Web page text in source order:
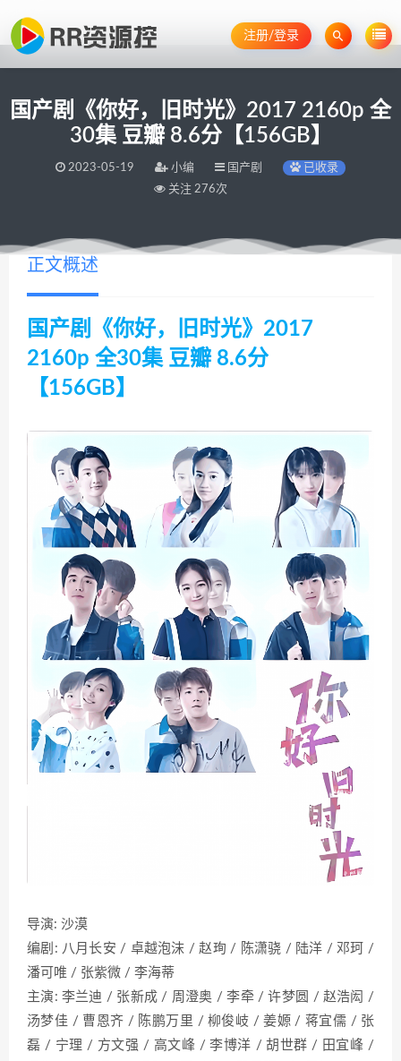
注册/登录
国产剧《你好，旧时光》2017 2160p 全
30集 豆瓣 8.6分【156GB】
2023-05-19 小编 国产剧
已收录
关注 276次
正文概述
国产剧《你好，旧时光》2017
2160p 全30集 豆瓣 8.6分
【156GB】
导演: 沙漠
编剧: 八月长安 / 卓越泡沫 / 赵珣 / 陈潇骁 / 陆洋 / 邓珂 /
潘可唯 / 张紫微 / 李海蒂
主演: 李兰迪 / 张新成 / 周澄奥 / 李牵 / 许梦圆 / 赵浩闳 /
汤梦佳 / 曹恩齐 / 陈鹏万里 / 柳俊岐 / 姜嫄 / 蒋宜儒 / 张
磊 / 宁理 / 方文强 / 高文峰 / 李博洋 / 胡世群 / 田宜峰 /